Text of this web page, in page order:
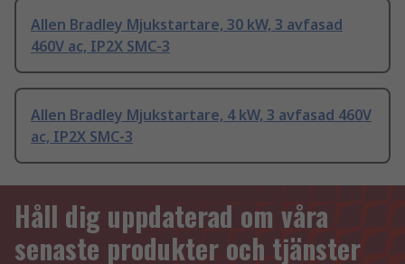
Allen Bradley Mjukstartare, 30 kW, 3 avfasad
460V ac, IP2X SMC-3
Allen Bradley Mjukstartare, 4 kW, 3 avfasad 460V
ac, IP2X SMC-3
Håll dig uppdaterad om våra
senaste produkter och tjänster